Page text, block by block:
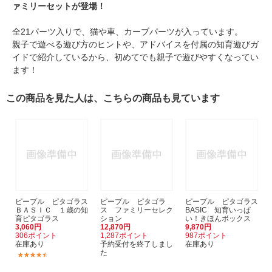
ァミリーセットが登場！
全21パーツ入りで、猫や車、カーブパーツが入っています。
親子で遊べる遊び方のヒントや、アドバイスを付属の知育遊びガ
イドで紹介しているから、初めてでも親子で遊びやすくなってい
ます！
この商品を見た人は、こちらの商品も見ています
ピープル ピタゴラス
ＢＡＳＩＣ １歳の知
育ピタゴラス
3,060円
306ポイント
在庫あり
ピープル ピタゴラ
ス ファミリーセレク
ション
12,870円
1,287ポイント
予約受付を終了しまし
た
ピープル ピタゴラス
BASIC 知育いっぱ
い！きほんボックス
9,870円
987ポイント
在庫あり